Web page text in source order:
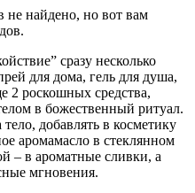
не найдено, но вот вам
сразу несколько
для дома, гель для душа,
2 роскошных средства,
в божественный ритуал.
добавлять в косметику
аромамасло в стеклянном
– в ароматные сливки, а
мгновения.